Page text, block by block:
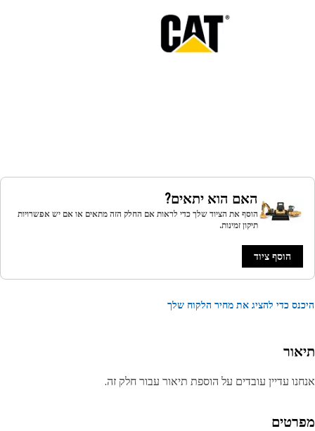
האם הוא יתאים?
הוסף את הציוד שלך כדי לראות אם החלק הזה מתאים או אם יש אפשרויות
תיקון זמינות.
הוסף ציוד
כדי להציג את מחיר הלקוח שלך
עדיין עובדים על הוספת תיאור עבור חלק זה.